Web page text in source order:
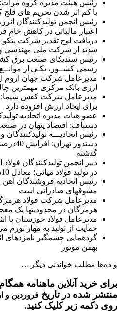
رئیس هیئت مدیره گروه مرآت:
یا کم اثر شدن تحریم های فلج
رئیس انجمن تولیدکنندگان
اعتبار مالیاتی در کاهش خام
دریافت لوح تقدیر شرکت پتکو
سدید از شرکت ملی مهندسی و
رئیس سندیکای صنعت برق
رسمی کشــور، یکـی از
مدیرعامل شرکت جهان اروم
ارزی بانک مرکزی مهمترین
مدیرعامل شرکت کفش شیما:
برای ایجاد ارزش افزوده دارد
عضو هیات مدیره اتحادیه
دستباف: اقتصاد پنهان در
رئیس اتحادیـــه
گذشته
دبیر انجمن تولیدکنندگان
در تولید فولاد میانی؛ معادل 10درصد درآمد نفتی کشور
رئیس اتحادیه فروشندگان آهن
مشوقهای صادراتی است
مدیرعامل شرکت فولاد
هرمزگان در محدودیتها یک
حمایت از تولید به مهار تورم
گردهمایی چشمگیر نامزدهای
بهمن موتور
و ده‌ها مطلب خواندنی دیگر …
منتشر شده در تاریخ فروردین و
روی دکمه زیر کلیک کنید.